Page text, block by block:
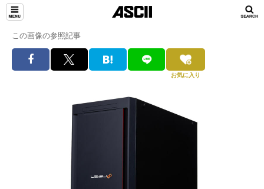
この画像の参照記事
お気に入り